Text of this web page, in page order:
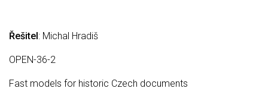
Řešitel : Michal Hradiš
OPEN-36-2
Fast models for historic Czech documents